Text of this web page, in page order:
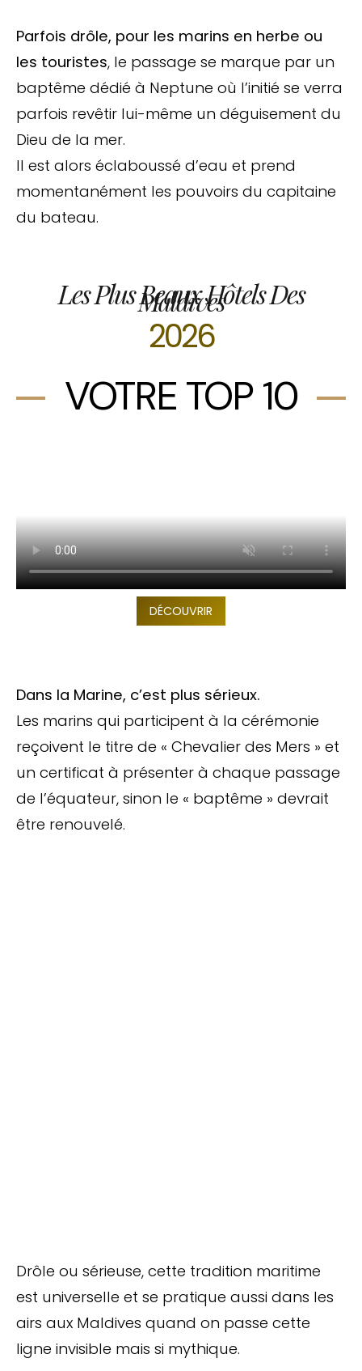
Parfois drôle, pour les marins en herbe ou
les touristes, le passage se marque par un
baptême dédié à Neptune où l’initié se verra
parfois revêtir lui-même un déguisement du
Dieu de la mer.
Il est alors éclaboussé d’eau et prend
momentanément les pouvoirs du capitaine
du bateau.
Les Plus Beaux Hôtels Des
Maldives
2026
VOTRE TOP 10
DÉCOUVRIR
Dans la Marine, c’est plus sérieux.
Les marins qui participent à la cérémonie
reçoivent le titre de « Chevalier des Mers » et
un certificat à présenter à chaque passage
de l’équateur, sinon le « baptême » devrait
être renouvelé.
Drôle ou sérieuse, cette tradition maritime
est universelle et se pratique aussi dans les
airs aux Maldives quand on passe cette
ligne invisible mais si mythique.